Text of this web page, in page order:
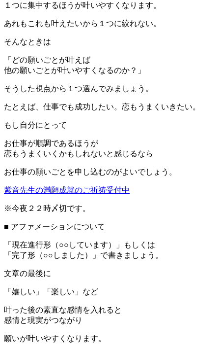
１つに集中するほうが叶いやすくなります。
あれもこれも叶えたいから１つに絞れない。
そんなときは
「どの願いごとが叶えば
他の願いごとが叶いやすくなるのか？」
そうした視点から１つ選んでみましょう。
たとえば、仕事でも成功したい。恋もうまくいきたい。
もし自分にとって
お仕事が順調であるほうが
恋もうまくいくかもしれないと感じるなら
お仕事の願いごとを申し込むのがよいでしょう。
紫音先生の満願成就のご祈祷受付中
※今夜２２時〆切です。
■ アファメーションについて
「現在進行形（○○しています）」もしくは
「完了形（○○しました）」で書きましょう。
文章の最後に
「嬉しい」「楽しい」など
叶った後の素直な感情を入れると
感情と現実がつながり
願いが叶いやすくなります。